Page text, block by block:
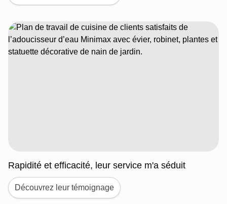
Rapidité et efficacité, leur service m'a séduit
Découvrez leur témoignage